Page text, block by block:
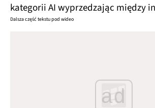
kategorii AI wyprzedzając między
Dalsza część tekstu pod wideo
ad